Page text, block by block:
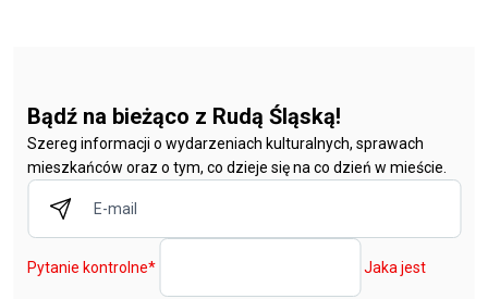
Bądź na bieżąco z Rudą Śląską!
Szereg informacji o wydarzeniach kulturalnych, sprawach
mieszkańców oraz o tym, co dzieje się na co dzień w mieście.
Pytanie kontrolne* Jaka jest